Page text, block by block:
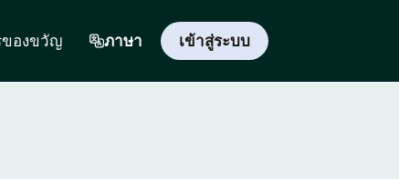
องขวัญ ภาษา เข้าสู่ระบบ